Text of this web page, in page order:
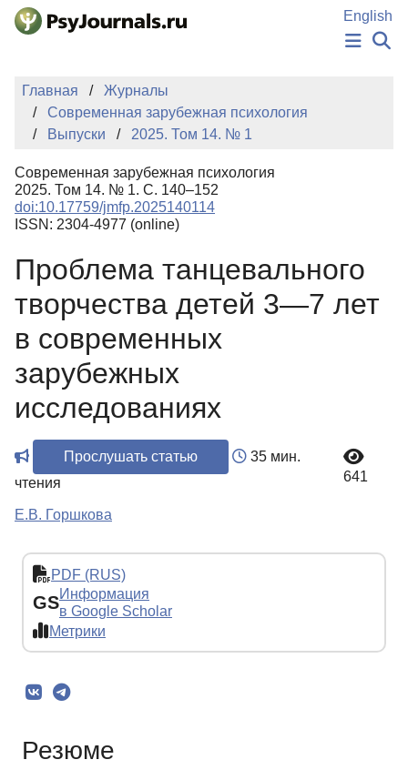
Перейти к основному содержанию
English
НОВОСТИ
ИЗДАНИЯ
АВТОРЫ
БАЗА ЗНАНИЙ
КЛЮЧЕВЫЕ СЛОВА
Регистрация
Главная
Журналы
Современная зарубежная психология
Выпуски
2025. Том 14. № 1
Современная зарубежная психология
2025. Том 14. № 1. С. 140–152
doi:10.17759/jmfp.2025140114
ISSN: 2304-4977 (online)
Проблема танцевального
творчества детей 3—7 лет
в современных
зарубежных
исследованиях
Прослушать статью
35 мин.
чтения
641
Е.В. Горшкова
PDF (RUS)
GSИнформация
в Google Scholar
Метрики
Резюме